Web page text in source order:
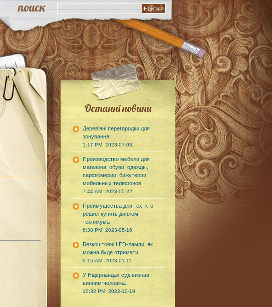
Останні новини
Дерев'яні перегородки для
зонування
1:17 PM, 2023-07-03
Производство мебели для
магазина, обуви, одежды,
парфюмерии, бижутерии,
мобильных телефонов.
7:44 AM, 2023-05-22
Преимущества для тех, кто
решил купить диплом
техникума
6:38 PM, 2023-05-16
Безкоштовні LED-лампи: як
можна буде отримати.
0:15 AM, 2023-01-11
У Нідерландах суд визнав
винним чоловіка..
10:32 PM, 2022-10-19